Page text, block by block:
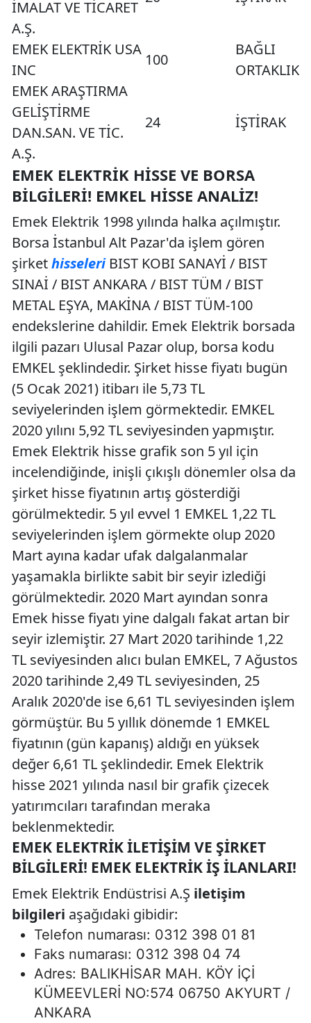
İMALAT VE TİCARET
A.Ş.
EMEK ELEKTRİK USA
INC
100
BAĞLI
ORTAKLIK
EMEK ARAŞTIRMA
GELİŞTİRME
DAN.SAN. VE TİC.
A.Ş.
24 İŞTİRAK
EMEK ELEKTRIK HISSE VE BORSA
BILGILERI! EMKEL HISSE ANALIZ!
Emek Elektrik 1998 yılında halka açılmıştır.
Borsa İstanbul Alt Pazar'da işlem gören
şirkethisseleri BIST KOBI SANAYİ / BIST
SINAİ / BIST ANKARA / BIST TÜM / BIST
METAL EŞYA, MAKİNA / BIST TÜM-100
endekslerine dahildir. Emek Elektrik borsada
ilgili pazarı Ulusal Pazar olup, borsa kodu
EMKEL şeklindedir. Şirket hisse fiyatı bugün
(5 Ocak 2021) itibarı ile 5,73 TL
seviyelerinden işlem görmektedir. EMKEL
2020 yılını 5,92 TL seviyesinden yapmıştır.
Emek Elektrik hisse grafik son 5 yıl için
incelendiğinde, inişli çıkışlı dönemler olsa da
şirket hisse fiyatının artış gösterdiği
görülmektedir. 5 yıl evvel 1 EMKEL 1,22 TL
seviyelerinden işlem görmekte olup 2020
Mart ayına kadar ufak dalgalanmalar
yaşamakla birlikte sabit bir seyir izlediği
görülmektedir. 2020 Mart ayından sonra
Emek hisse fiyatı yine dalgalı fakat artan bir
seyir izlemiştir. 27 Mart 2020 tarihinde 1,22
TL seviyesinden alıcı bulan EMKEL, 7 Ağustos
2020 tarihinde 2,49 TL seviyesinden, 25
Aralık 2020'de ise 6,61 TL seviyesinden işlem
görmüştür. Bu 5 yıllık dönemde 1 EMKEL
fiyatının (gün kapanış) aldığı en yüksek
değer 6,61 TL şeklindedir. Emek Elektrik
hisse 2021 yılında nasıl bir grafik çizecek
yatırımcıları tarafından meraka
beklenmektedir.
EMEK ELEKTRIK İLETIŞIM VE ŞIRKET
BILGILERI! EMEK ELEKTRIK İŞ İLANLARI!
Emek Elektrik Endüstrisi A.Ş iletişim
bilgileri aşağıdaki gibidir:
Telefon numarası: 0312 398 01 81
Faks numarası: 0312 398 04 74
Adres: BALIKHİSAR MAH. KÖY İÇİ
KÜMEEVLERİ NO:574 06750 AKYURT /
ANKARA